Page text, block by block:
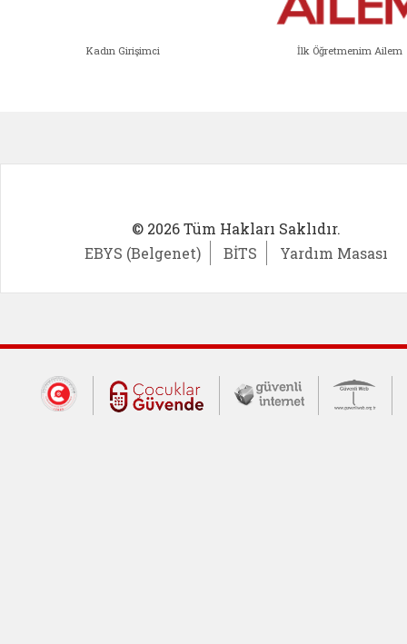
Kadın Girişimci İlk Öğretmenim Ailem
© 2026 Tüm Hakları Saklıdır.
EBYS (Belgenet)
BİTS Yardım Masası
Dış Bağlantılar
Cumhurbaşkanlığı İletişim Merkezi
Çocuklar Güvende (yeni
Güvenli